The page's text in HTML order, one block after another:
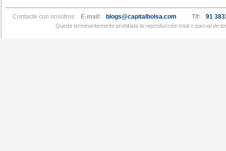
Contacte con nosotros: E-mail: blogs@capitalbolsa.com Tlf: 91
Queda terminantemente prohibida la reproducción total o parcial de